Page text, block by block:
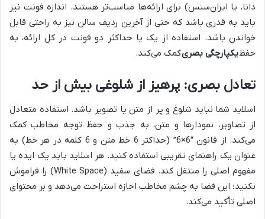
دانا، یا ایران‌سنس) برای ارائه‌ها مناسب‌تر هستند. اندازه فونت نیز
باید به قدری باشد که حتی از آخرین ردیف سالن نیز به راحتی قابل
خواندن باشد. استفاده از یک یا حداکثر دو فونت در کل ارائه، به
حفظیکپارچگی بصریکمک می‌کند.
تعادل بصری: پرهیز از شلوغی بیش از حد
اسلاید شما نباید شلوغ و پر از متن یا تصویر باشد. استفاده متعادل
از تصاویر، نمودارها و متن، به جذب و حفظ توجه مخاطب کمک
می‌کند. از قانون “6×6” (حداکثر 6 خط متن و 6 کلمه در هر خط) به
عنوان یک راهنمای تقریبی استفاده کنید. هر اسلاید باید یک ایده یا
مفهوم اصلی را منتقل کند. فضای سفید (White Space) را فراموش
نکنید؛ این فضا به چشم مخاطب اجازه استراحت می‌دهد و بر محتوای
اصلی تأکید می‌کند.